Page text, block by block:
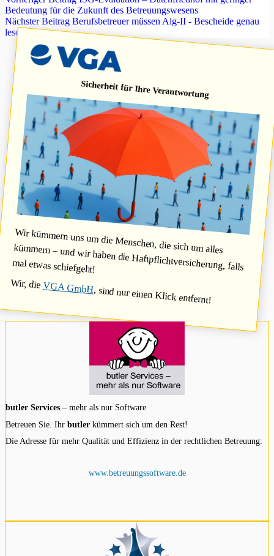
Bedeutung für die Zukunft des Betreuungswesens
NächsterBeitrag Berufsbetreuer müssen Alg-II - Bescheide genau
lesen
Sicherheit für Ihre Verantwortung
Wir kümmern uns um die Menschen, die sich um alles
kümmern – und wir haben die Haftpflichtversicherung, falls
mal etwas schiefgeht!
Wir, dieVGA GmbH, sind nur einen Klick entfernt!
butler Services – mehr als nur Software
Betreuen Sie. Ihr butler kümmert sich um den Rest!
Die Adresse für mehr Qualität und Effizienz in der rechtlichen Betreuung:
www.betreuungssoftware.de